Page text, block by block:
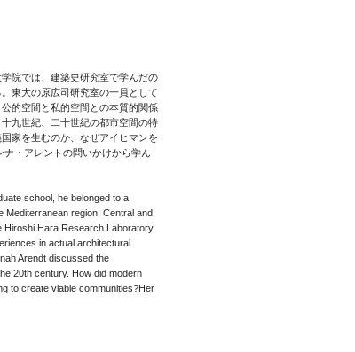
院では、建築史研究室で学んだの
東大の原広司研究室の一員として
的空間と私的空間との本質的関係
九世紀、二十世紀の都市空間の特
家を生むのか、なぜアイヒマンを
・アレントの問いかけから学ん
school, he belonged to a
region, Central and
Hiroshi Hara Research Laboratory
in actual architectural
Arendt discussed the
20th century. How did modern
to create viable communities?Her